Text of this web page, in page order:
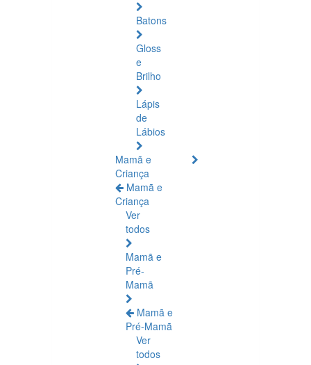
Batons
Gloss
e
Brilho
Lápis
de
Lábios
Mamã e
Criança
Mamã e
Criança
Ver
todos
Mamã e
Pré-
Mamã
Mamã e
Pré-Mamã
Ver
todos